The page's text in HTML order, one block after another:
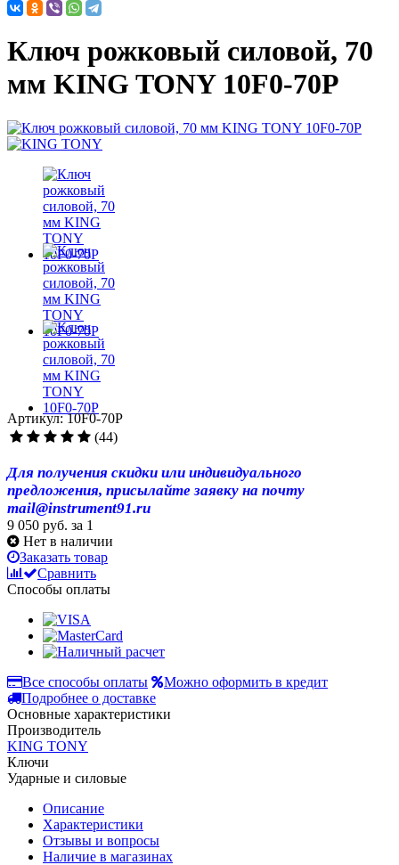
Ключ рожковый силовой, 70
мм KING TONY 10F0-70P
Артикул: 10F0-70P
(44)
Для получения скидки или индивидуального
предложения, присылайте заявку на почту
mail@instrument91.ru
9 050 руб. за 1
Нет в наличии
Заказать товар
Сравнить
Способы оплаты
Все способы оплаты
Можно оформить в кредит
Подробнее о доставке
Основные характеристики
Производитель
KING TONY
Ключи
Ударные и силовые
Описание
Характеристики
Отзывы и вопросы
Наличие в магазинах